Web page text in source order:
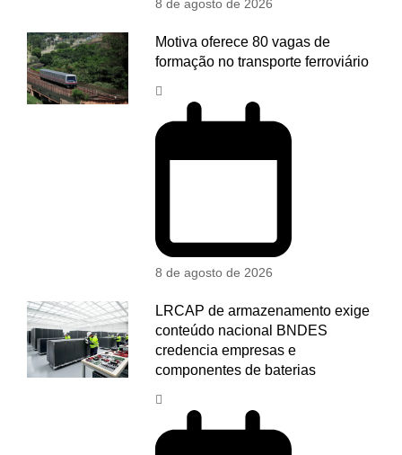
8 de agosto de 2026
Motiva oferece 80 vagas de
formação no transporte ferroviário
8 de agosto de 2026
LRCAP de armazenamento exige
conteúdo nacional BNDES
credencia empresas e
componentes de baterias